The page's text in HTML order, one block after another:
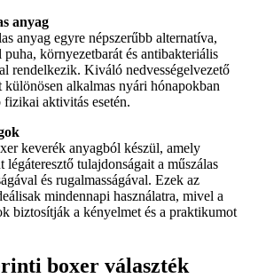
anyag
anyag egyre népszerűbb alternatíva,
környezetbarát és antibakteriális
rendelkezik. Kiváló nedvességelvezető
különösen alkalmas nyári hónapokban
fizikai aktivitás esetén.
keverék anyagból készül, amely
légáteresztő tulajdonságait a műszálas
és rugalmasságával. Ezek az
mindennapi használatra, mivel a
biztosítják a kényelmet és a praktikumot
boxer választék